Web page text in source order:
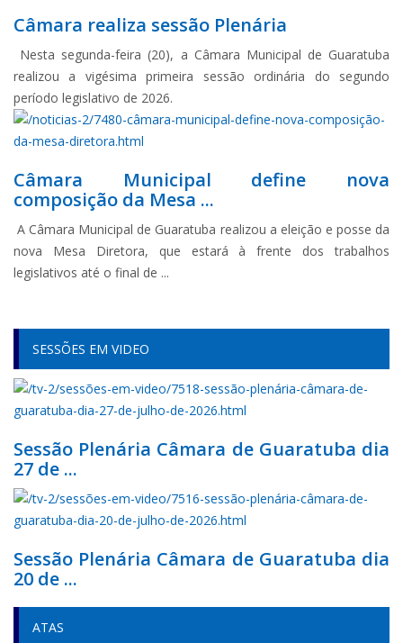
Câmara realiza sessão Plenária
Nesta segunda-feira (20), a Câmara Municipal de Guaratuba
realizou a vigésima primeira sessão ordinária do segundo
período legislativo de 2026.
Câmara Municipal define nova
composição da Mesa ...
A Câmara Municipal de Guaratuba realizou a eleição e posse da
nova Mesa Diretora, que estará à frente dos trabalhos
legislativos até o final de ...
SESSÕES EM VIDEO
Sessão Plenária Câmara de Guaratuba dia
27 de ...
Sessão Plenária Câmara de Guaratuba dia
20 de ...
ATAS